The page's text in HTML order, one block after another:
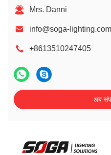
Mrs. Danni
info@soga-lighting.com
+8613510247405
अब